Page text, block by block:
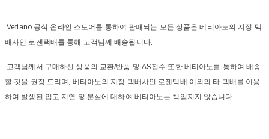
Vetiano 공식 온라인 스토어를 통하여 판매되는 모든 상품은 베티아노의 지정 택
배사인 로젠택배를 통해 고객님께 배송됩니다.
고객님께서 구매하신 상품의 교환/반품 및 AS접수 또한 베티아노를 통하여 배송
할 것을 권장 드리며, 베티아노의 지정 택배사인 로젠택배 이외의 타 택배를 이용
하여 발생된 입고 지연 및 분실에 대하여 베티아노는 책임지지 않습니다.